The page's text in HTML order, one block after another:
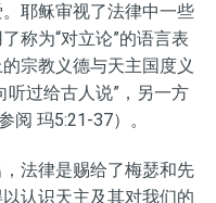
耶稣审视了法律中一些
了称为“对立论”的语言表
宗教义德与天主国度义
听过给古人说”，另一方
阅 玛5:21-37）。
法律是赐给了梅瑟和先
认识天主及其对我们的